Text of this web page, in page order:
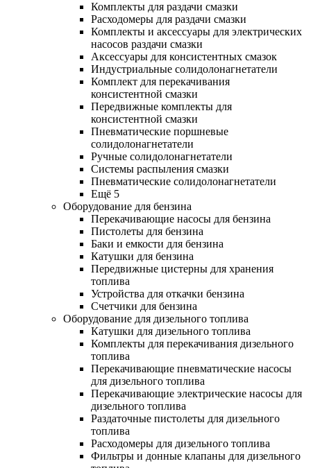
Комплекты для раздачи смазки
Расходомеры для раздачи смазки
Комплекты и аксессуары для электрических
насосов раздачи смазки
Аксессуары для консистентных смазок
Индустриальные солидолонагнетатели
Комплект для перекачивания
консистентной смазки
Передвижные комплекты для
консистентной смазки
Пневматические поршневые
солидолонагнетатели
Ручные солидолонагнетатели
Системы распыления смазки
Пневматические солидолонагнетатели
Ещё 5
Оборудование для бензина
Перекачивающие насосы для бензина
Пистолеты для бензина
Баки и емкости для бензина
Катушки для бензина
Передвижные цистерны для хранения
топлива
Устройства для откачки бензина
Счетчики для бензина
Оборудование для дизельного топлива
Катушки для дизельного топлива
Комплекты для перекачивания дизельного
топлива
Перекачивающие пневматические насосы
для дизельного топлива
Перекачивающие электрические насосы для
дизельного топлива
Раздаточные пистолеты для дизельного
топлива
Расходомеры для дизельного топлива
Фильтры и донные клапаны для дизельного